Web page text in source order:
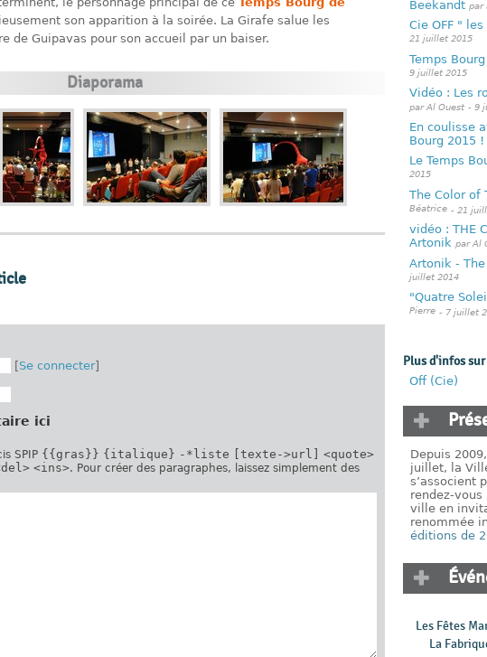
son apparition à la soirée. La Girafe salue les
de Guipavas pour son accueil par un baiser.
Diaporama
[Se connecter]
ici
SPIP {{gras}} {italique} -*liste [texte->url]
<quote>
<ins>. Pour créer des paragraphes, laissez simplement des
Beekandt par
Cie OFF "
21 juillet 2015
Temps
9 juillet 2015
Vidéo : Les
par Al Ouest - 9
En coulisse
Bourg 2015 !
Le Temps
2015
The Color of
Béatrice - 21
vidéo : THE
Artonik par Al
Artonik -
juillet 2014
"Quatre
Pierre - 7 juillet
Plus d'infos
Off (Cie)
Depuis
juillet, la
s’associent
rendez-
ville en
renommée
éditions de
Les Fêtes
La